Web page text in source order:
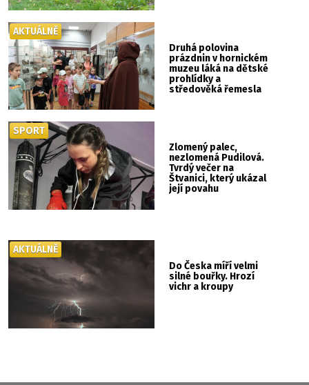
Druhá polovina
prázdnin v hornickém
muzeu láká na dětské
prohlídky a
středověká řemesla
AKTUÁLNĚ
Zlomený palec,
nezlomená Pudilová.
Tvrdý večer na
Štvanici, který ukázal
její povahu
SPORT
Do Česka míří velmi
silné bouřky. Hrozí
vichr a kroupy
AKTUÁLNĚ